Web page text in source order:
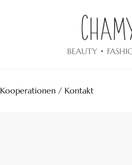
BEAUTY •
Kooperationen / Kontakt